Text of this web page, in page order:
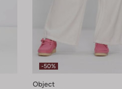
-50%
Object